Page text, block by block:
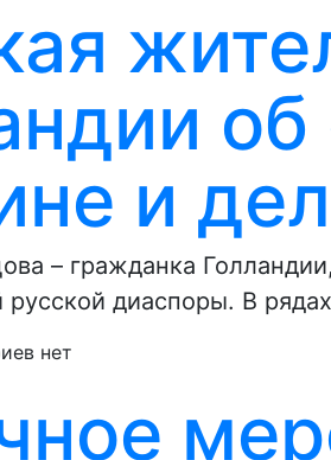
и
– гражданка
русской диаспоры. В
нет